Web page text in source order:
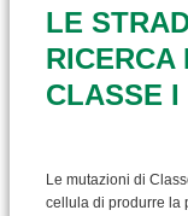
LE
RICERCA
CLASSE I
Le mutazioni di
cellula di produrre la